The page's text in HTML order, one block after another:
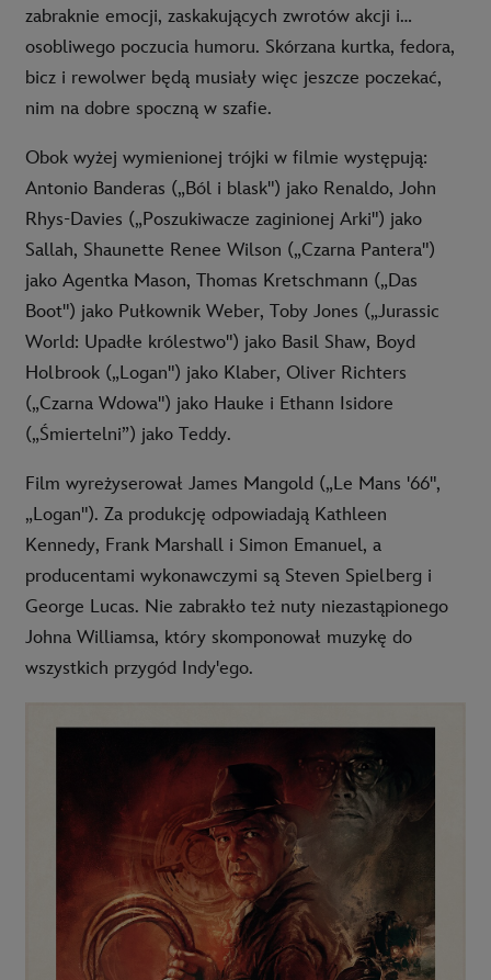
zabraknie emocji, zaskakujących zwrotów akcji i…
osobliwego poczucia humoru. Skórzana kurtka, fedora,
bicz i rewolwer będą musiały więc jeszcze poczekać,
nim na dobre spoczną w szafie.
Obok wyżej wymienionej trójki w filmie występują:
Antonio Banderas („Ból i blask") jako Renaldo, John
Rhys-Davies („Poszukiwacze zaginionej Arki") jako
Sallah, Shaunette Renee Wilson („Czarna Pantera")
jako Agentka Mason, Thomas Kretschmann („Das
Boot") jako Pułkownik Weber, Toby Jones („Jurassic
World: Upadłe królestwo") jako Basil Shaw, Boyd
Holbrook („Logan") jako Klaber, Oliver Richters
(„Czarna Wdowa") jako Hauke i Ethann Isidore
(„Śmiertelni”) jako Teddy.
Film wyreżyserował James Mangold („Le Mans '66",
„Logan"). Za produkcję odpowiadają Kathleen
Kennedy, Frank Marshall i Simon Emanuel, a
producentami wykonawczymi są Steven Spielberg i
George Lucas. Nie zabrakło też nuty niezastąpionego
Johna Williamsa, który skomponował muzykę do
wszystkich przygód Indy'ego.